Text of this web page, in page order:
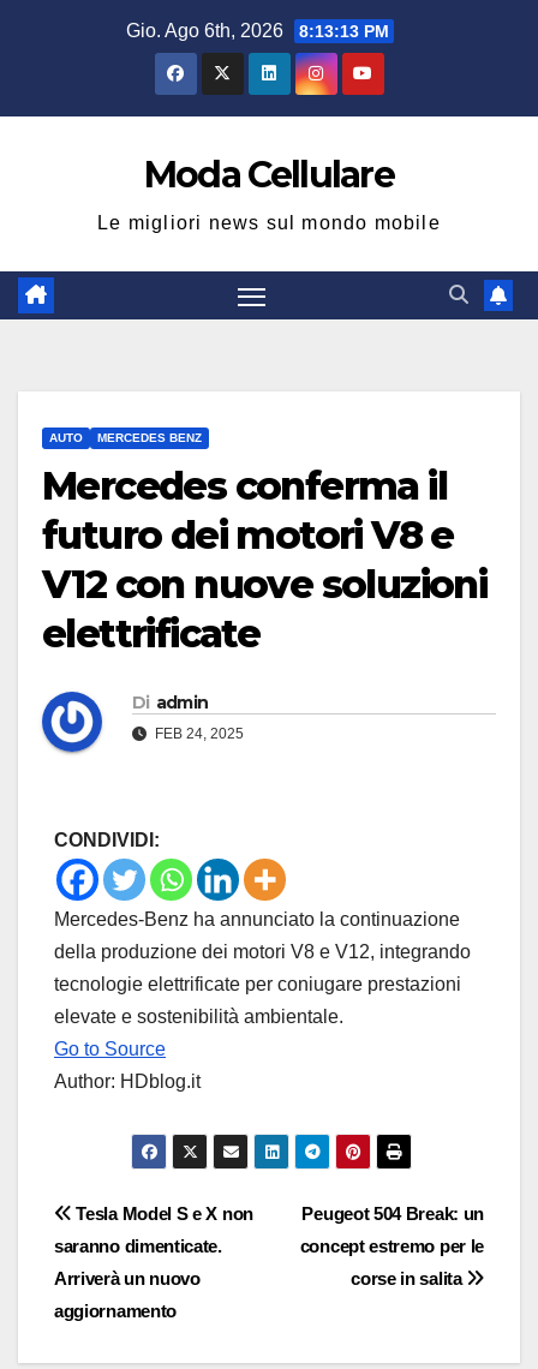
Gio. Ago 6th, 2026 8:13:14 PM
Moda Cellulare
Le migliori news sul mondo mobile
AUTO MERCEDES BENZ
Mercedes conferma il
futuro dei motori V8 e
V12 con nuove soluzioni
elettrificate
Di admin
FEB 24, 2025
CONDIVIDI:
Mercedes-Benz ha annunciato la continuazione
della produzione dei motori V8 e V12, integrando
tecnologie elettrificate per coniugare prestazioni
elevate e sostenibilità ambientale.
Go to Source
Author: HDblog.it
Navigazione
articoli
Peugeot 504 Break: un
concept estremo per le
corse in salita
Tesla Model S e X non
saranno dimenticate.
Arriverà un nuovo
aggiornamento